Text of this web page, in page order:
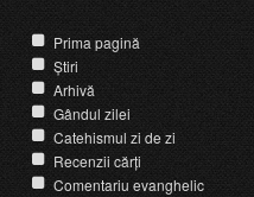
Prima pagină
Știri
Arhivă
Gândul zilei
Catehismul zi de zi
Recenzii cărți
Comentariu evanghelic